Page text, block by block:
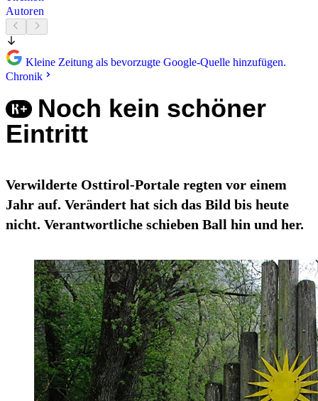
Autoren
Kleine Zeitung als bevorzugte Google-Quelle hinzufügen.
Chronik
Noch kein schöner
Eintritt
Verwilderte Osttirol-Portale regten vor einem
Jahr auf. Verändert hat sich das Bild bis heute
nicht. Verantwortliche schieben Ball hin und her.